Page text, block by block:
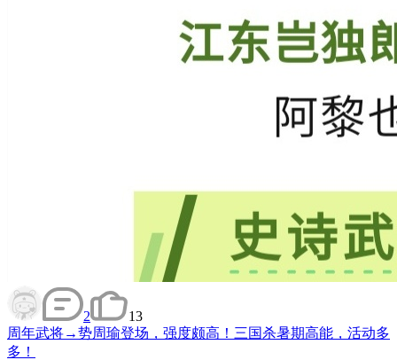
2
13
周年武将→势周瑜登场，强度颇高！三国杀暑期高能，活动多
多！